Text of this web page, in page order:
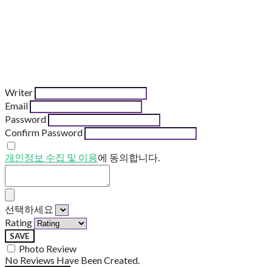
Writer
Email
Password
Confirm Password
개인정보 수집 및 이용에 동의합니다.
선택하세요
Rating
SAVE
Photo Review
No Reviews Have Been Created.